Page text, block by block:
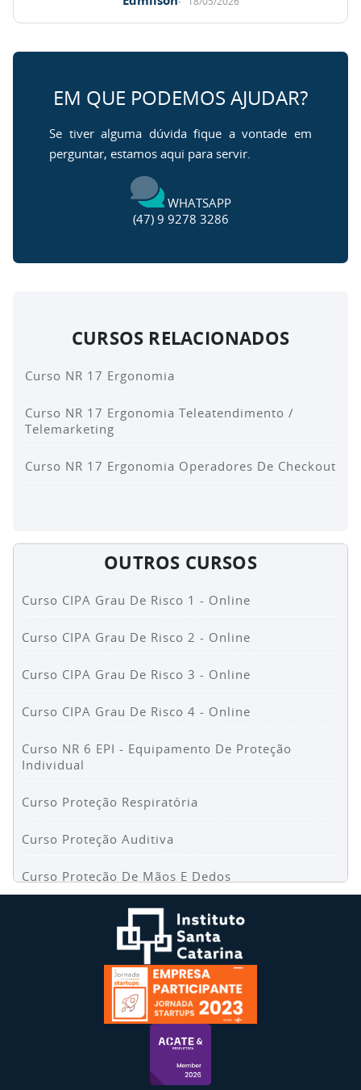
EM QUE PODEMOS AJUDAR?
Se tiver alguma dúvida fique a vontade em
perguntar, estamos aqui para servir.
WHATSAPP
(47) 9 9278 3286
CURSOS RELACIONADOS
Curso NR 17 Ergonomia
Curso NR 17 Ergonomia Teleatendimento /
Telemarketing
Curso NR 17 Ergonomia Operadores De Checkout
OUTROS CURSOS
Curso CIPA Grau De Risco 1 - Online
Curso CIPA Grau De Risco 2 - Online
Curso CIPA Grau De Risco 3 - Online
Curso CIPA Grau De Risco 4 - Online
Curso NR 6 EPI - Equipamento De Proteção
Individual
Curso Proteção Respiratória
Curso Proteção Auditiva
Curso Proteção De Mãos E Dedos
Curso NR 1 Riscos Psicossociais No Trabalho Para
Curso NR 1 Riscos Psicossociais No Trabalho Para
Curso NR 1 Integração Em Segurança Do Trabalho